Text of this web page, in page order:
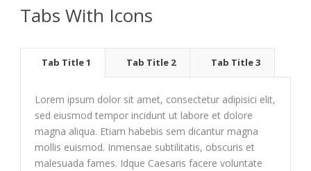
Tabs With Icons
Tab Title 1 Tab Title 2 Tab Title 3
Lorem ipsum dolor sit amet, consectetur adipisici elit,
sed eiusmod tempor incidunt ut labore et dolore
magna aliqua. Etiam habebis sem dicantur magna
mollis euismod. Inmensae subtilitatis, obscuris et
malesuada fames. Idque Caesaris facere voluntate